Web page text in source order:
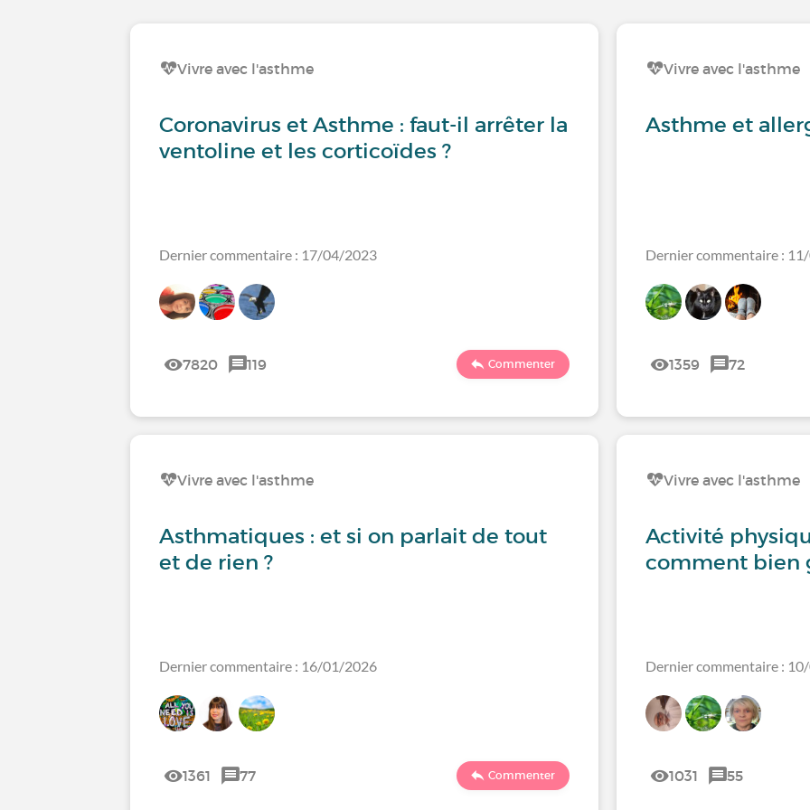
Vivre avec l'asthme
Coronavirus et Asthme : faut-il arrêter la
ventoline et les corticoïdes ?
Dernier commentaire : 17/04/2023
7820 119 Commenter
Vivre avec l'asthme
Asthmatiques : et si on parlait de tout
et de rien ?
Dernier commentaire : 16/01/2026
1361 77 Commenter
Vivre avec l'asthme
Asthme et
Dernier commentaire :
1359 72
Vivre avec l'asthme
Activité
comment bien
Dernier commentaire :
1031 55